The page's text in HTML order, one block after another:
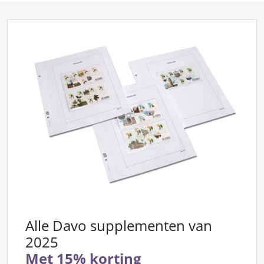
Met 15% korting
Alle Davo supplementen van
2025